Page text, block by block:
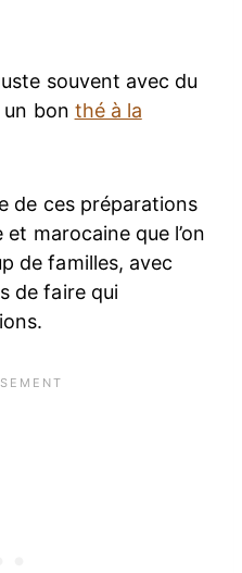
souvent avec du
un bon thé à la
de ces préparations
marocaine que l’on
de familles, avec
de faire qui